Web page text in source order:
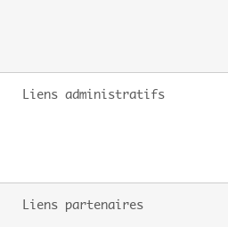
Liens administratifs
Liens partenaires